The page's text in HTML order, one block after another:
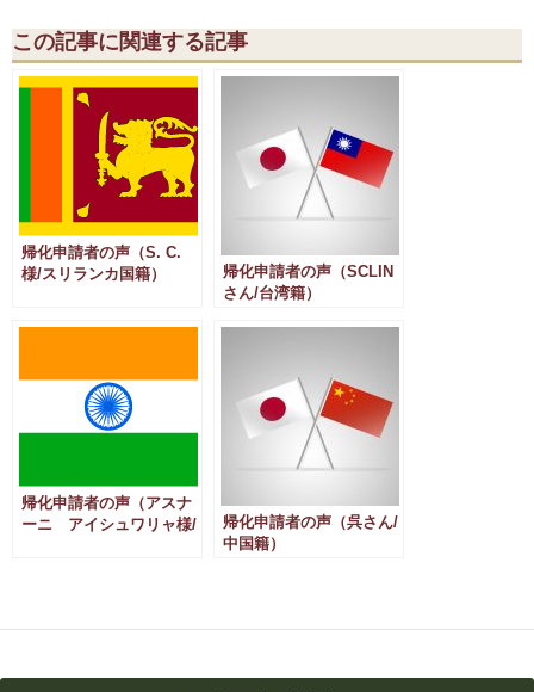
この記事に関連する記事
帰化申請者の声（S. C.
様/スリランカ国籍）
帰化申請者の声（SCLIN
さん/台湾籍）
帰化申請者の声（アスナ
ーニ アイシュワリャ様/
帰化申請者の声（呉さん/
中国籍）